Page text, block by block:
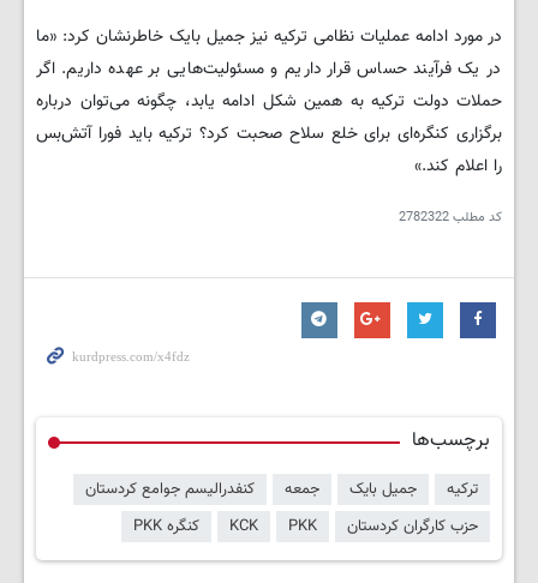
در مورد ادامه عملیات نظامی ترکیه نیز جمیل بایک خاطرنشان کرد: «ما
در یک فرآیند حساس قرار داریم و مسئولیت‌هایی بر عهده داریم. اگر
حملات دولت ترکیه به همین شکل ادامه یابد، چگونه می‌توان درباره
برگزاری کنگره‌ای برای خلع سلاح صحبت کرد؟ ترکیه باید فورا آتش‌بس
را اعلام کند.»
کد مطلب2782322
برچسب‌ها
ترکیه جمیل بایک جمعه
کنفدرالیسم جوامع کردستان
حزب کارگران کردستان
PKK
KCK کنگره PKK